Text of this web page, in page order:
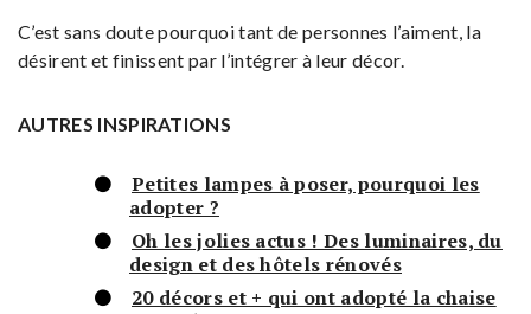
C’est sans doute pourquoi tant de personnes l’aiment, la
désirent et finissent par l’intégrer à leur décor.
AUTRES INSPIRATIONS
Petites lampes à poser, pourquoi les
adopter ?
Oh les jolies actus ! Des luminaires, du
design et des hôtels rénovés
20 décors et + qui ont adopté la chaise